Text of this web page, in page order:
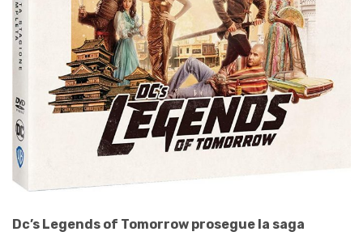
Dc’s Legends of Tomorrow prosegue la saga